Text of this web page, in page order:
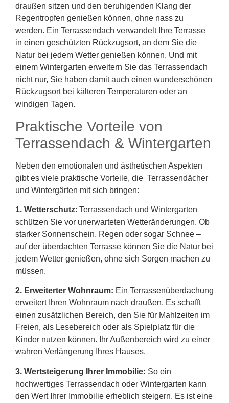
draußen sitzen und den beruhigenden Klang der
Regentropfen genießen können, ohne nass zu
werden. Ein Terrassendach verwandelt Ihre Terrasse
in einen geschützten Rückzugsort, an dem Sie die
Natur bei jedem Wetter genießen können. Und mit
einem Wintergarten erweitern Sie das Terrassendach
nicht nur, Sie haben damit auch einen wunderschönen
Rückzugsort bei kälteren Temperaturen oder an
windigen Tagen.
Praktische Vorteile von
Terrassendach & Wintergarten
Neben den emotionalen und ästhetischen Aspekten
gibt es viele praktische Vorteile, die Terrassendächer
und Wintergärten mit sich bringen:
1. Wetterschutz: Terrassendach und Wintergarten
schützen Sie vor unerwarteten Wetteränderungen. Ob
starker Sonnenschein, Regen oder sogar Schnee –
auf der überdachten Terrasse können Sie die Natur bei
jedem Wetter genießen, ohne sich Sorgen machen zu
müssen.
2. Erweiterter Wohnraum: Ein Terrassenüberdachung
erweitert Ihren Wohnraum nach draußen. Es schafft
einen zusätzlichen Bereich, den Sie für Mahlzeiten im
Freien, als Lesebereich oder als Spielplatz für die
Kinder nutzen können. Ihr Außenbereich wird zu einer
wahren Verlängerung Ihres Hauses.
3. Wertsteigerung Ihrer Immobilie: So ein
hochwertiges Terrassendach oder Wintergarten kann
den Wert Ihrer Immobilie erheblich steigern. Es ist eine